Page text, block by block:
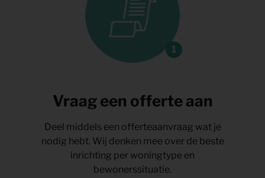
Vraag een offerte aan
Deel middels een offerteaanvraag wat je
nodig hebt. Wij denken mee over de beste
inrichting per woningtype en
bewonerssituatie.